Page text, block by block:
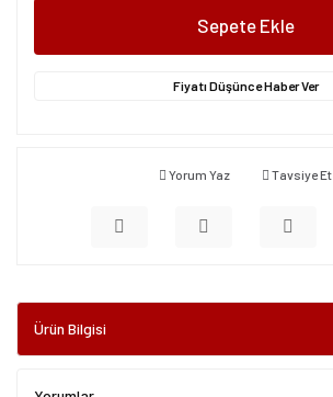
Sepete Ekle
Fiyatı Düşünce Haber Ver
Yorum Yaz Tavsiye Et
Ürün Bilgisi